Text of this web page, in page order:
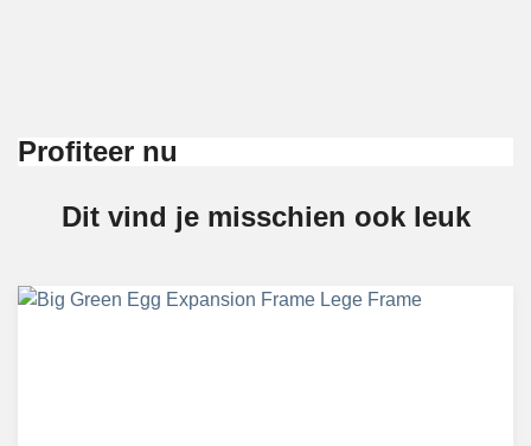
Profiteer nu
Dit vind je misschien ook leuk